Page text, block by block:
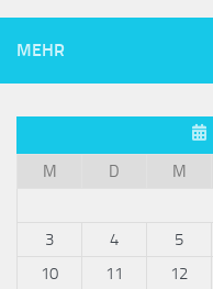
MEHR
M
D M
3
4 5
10
11 12